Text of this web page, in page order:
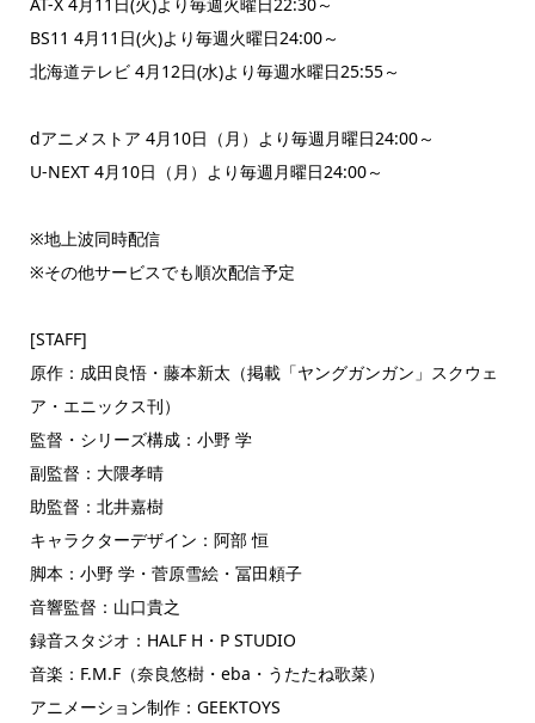
AT-X 4月11日(火)より毎週火曜日22:30～
BS11 4月11日(火)より毎週火曜日24:00～
北海道テレビ 4月12日(水)より毎週水曜日25:55～
dアニメストア 4月10日（月）より毎週月曜日24:00～
U-NEXT 4月10日（月）より毎週月曜日24:00～
※地上波同時配信
※その他サービスでも順次配信予定
[STAFF]
原作：成田良悟・藤本新太（掲載「ヤングガンガン」スクウェ
ア・エニックス刊）
監督・シリーズ構成：小野 学
副監督：大隈孝晴
助監督：北井嘉樹
キャラクターデザイン：阿部 恒
脚本：小野 学・菅原雪絵・冨田頼子
音響監督：山口貴之
録音スタジオ：HALF H・P STUDIO
音楽：F.M.F（奈良悠樹・eba・うたたね歌菜）
アニメーション制作：GEEKTOYS